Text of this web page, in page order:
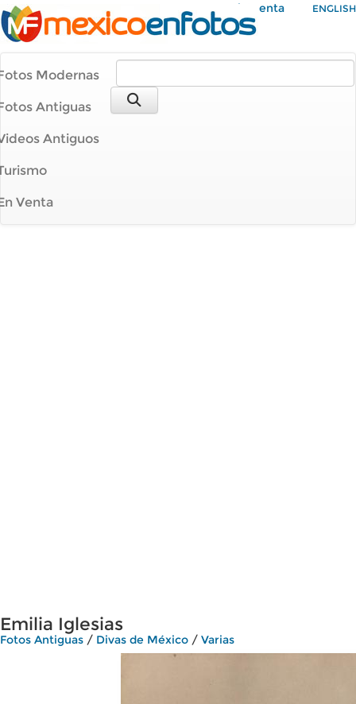
Mi Cuenta ENGLISH
Modernas
Antiguas
Antiguos
Venta
Emilia Iglesias
Fotos Antiguas / Divas de México / Varias